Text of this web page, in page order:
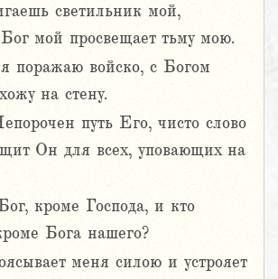
светильник мой,
мой просвещает тьму мою.
поражаю войско, с Богом
на стену.
путь Его, чисто слово
щит Он для всех, уповающих на
кроме Господа, и кто
Бога нашего?
меня силою и устрояет